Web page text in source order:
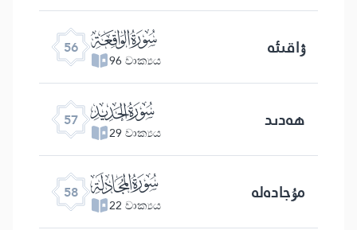
56 ﯥ
96 වාක්‍යය ۋاقىئە
57 ﯦ
29 වාක්‍යය ھەدىد
58 ﯧ
22 වාක්‍යය مۇجادەلە